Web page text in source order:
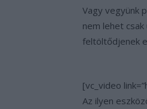
Vagy vegyünk
nem lehet
feltöltődjenek
[vc_video
Az ilyen